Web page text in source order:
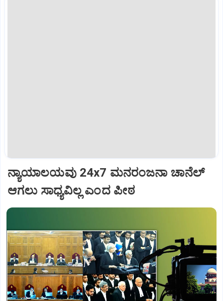
ನ್ಯಾಯಾಲಯವು 24x7 ಮನರಂಜನಾ ಚಾನೆಲ್
ಆಗಲು ಸಾಧ್ಯವಿಲ್ಲ ಎಂದ ಪೀಠ